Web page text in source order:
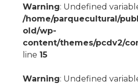
Warning: Undefined
/home/parquecultural/
old/wp-
content/themes/pcdv2/
line 15
Warning: Undefined